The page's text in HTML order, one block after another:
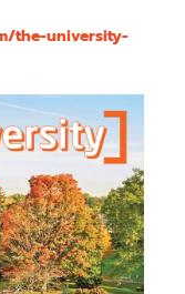
the-university-